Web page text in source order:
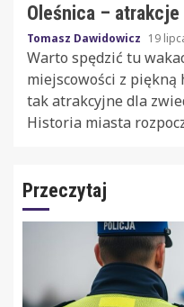
Oleśnica –
Tomasz Dawidowicz 19
Warto spędzić tu
miejscowości z piękną
tak atrakcyjne dla
Historia miasta
Przeczytaj